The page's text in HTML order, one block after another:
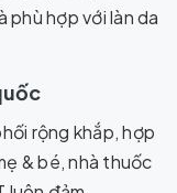
hợp với làn da
rộng khắp, hợp
& bé, nhà thuốc